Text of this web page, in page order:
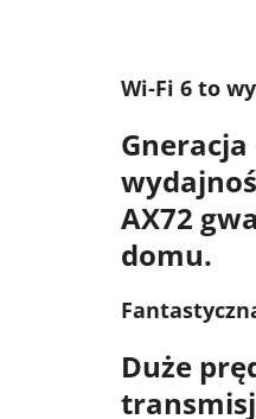
Wi-Fi 6 to
Gneracja
AX72
domu.
Duże